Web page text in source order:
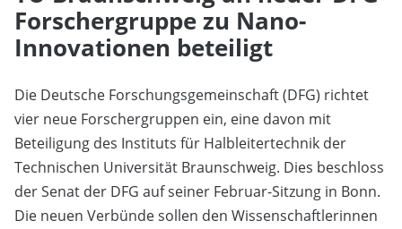
Forschergruppe zu Nano-
Innovationen beteiligt
Die Deutsche Forschungsgemeinschaft (DFG) richtet
vier neue Forschergruppen ein, eine davon mit
Beteiligung des Instituts für Halbleitertechnik der
Technischen Universität Braunschweig. Dies beschloss
der Senat der DFG auf seiner Februar-Sitzung in Bonn.
Die neuen Verbünde sollen den Wissenschaftlerinnen